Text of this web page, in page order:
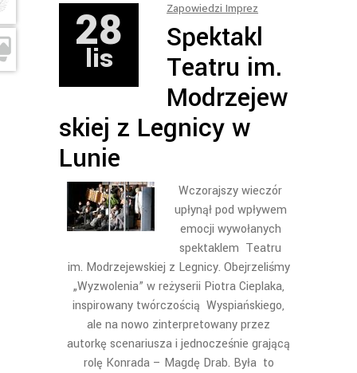
28
lis
Zapowiedzi Imprez
Spektakl
Teatru im.
Modrzejew
skiej z Legnicy w
Lunie
Wczorajszy wieczór
upłynął pod wpływem
emocji wywołanych
spektaklem Teatru
im. Modrzejewskiej z Legnicy. Obejrzeliśmy
„Wyzwolenia” w reżyserii Piotra Cieplaka,
inspirowany twórczością Wyspiańskiego,
ale na nowo zinterpretowany przez
autorkę scenariusza i jednocześnie grającą
rolę Konrada – Magdę Drab. Była to